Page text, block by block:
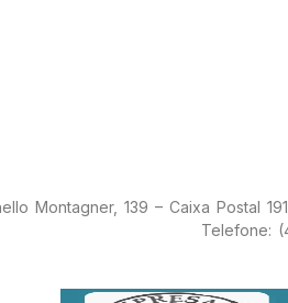
Montagner, 139 – Caixa Postal
Telefone: